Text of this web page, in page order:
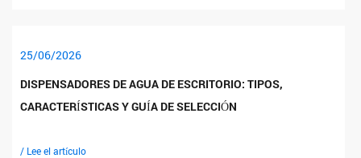
25/06/2026
DISPENSADORES DE AGUA DE ESCRITORIO: TIPOS,
CARACTERÍSTICAS Y GUÍA DE SELECCIÓN
/ Lee el artículo